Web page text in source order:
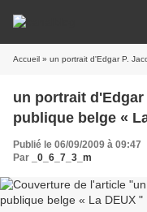
Accueil » un portrait d'Edgar P.
un portrait
publique belge «
Publié le 06/09/2009 à 09:47
Par
_0_6_7_3_m